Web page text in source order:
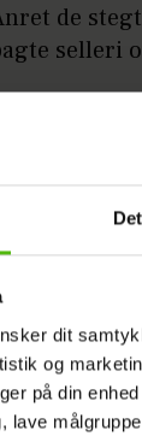
dit
og
på din
lave
de
selleri
appelsin